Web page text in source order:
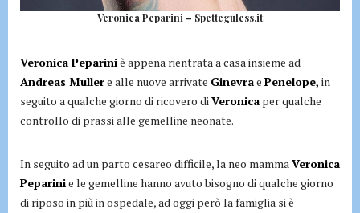
Veronica Peparini – Spetteguless.it
Veronica Pepariniè appena rientrata a casa insieme ad
Andreas Mullere alle nuove arrivate Ginevrae Penelope, in
seguito a qualche giorno di ricovero diVeronica per qualche
controllo di prassi alle gemelline neonate.
In seguito ad un parto cesareo difficile, la neo mammaVeronica
Peparinie le gemelline hanno avuto bisogno di qualche giorno
di riposo in più in ospedale, ad oggi però la famiglia si è